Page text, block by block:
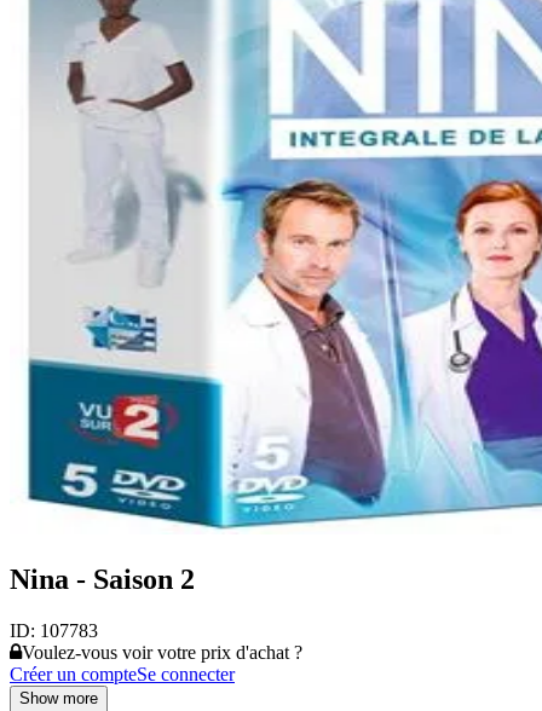
Nina - Saison 2
ID: 107783
Voulez-vous voir votre prix d'achat ?
Créer un compteSe connecter
Show more